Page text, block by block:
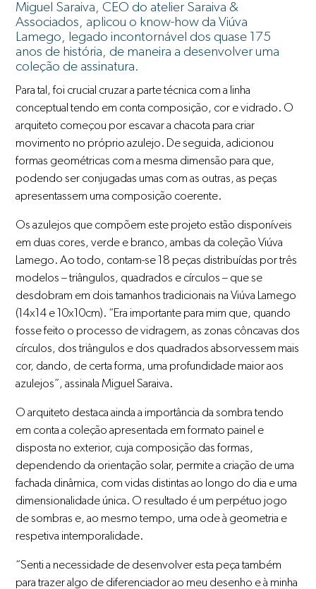
Miguel Saraiva, CEO do atelier Saraiva &
Associados, aplicou o know-how da Viúva
Lamego, legado incontornável dos quase 175
anos de história, de maneira a desenvolver uma
coleção de assinatura.
Para tal, foi crucial cruzar a parte técnica com a linha
conceptual tendo em conta composição, cor e vidrado. O
arquiteto começou por escavar a chacota para criar
movimento no próprio azulejo. De seguida, adicionou
formas geométricas com a mesma dimensão para que,
podendo ser conjugadas umas com as outras, as peças
apresentassem uma composição coerente.
Os azulejos que compõem este projeto estão disponíveis
em duas cores, verde e branco, ambas da coleção Viúva
Lamego. Ao todo, contam-se 18 peças distribuídas por três
modelos – triângulos, quadrados e círculos – que se
desdobram em dois tamanhos tradicionais na Viúva Lamego
(14x14 e 10x10cm). “Era importante para mim que, quando
fosse feito o processo de vidragem, as zonas côncavas dos
círculos, dos triângulos e dos quadrados absorvessem mais
cor, dando, de certa forma, uma profundidade maior aos
azulejos”, assinala Miguel Saraiva.
O arquiteto destaca ainda a importância da sombra tendo
em conta a coleção apresentada em formato painel e
disposta no exterior, cuja composição das formas,
dependendo da orientação solar, permite a criação de uma
fachada dinâmica, com vidas distintas ao longo do dia e uma
dimensionalidade única. O resultado é um perpétuo jogo
de sombras e, ao mesmo tempo, uma ode à geometria e
respetiva intemporalidade.
“Senti a necessidade de desenvolver esta peça também
para trazer algo de diferenciador ao meu desenho e à minha